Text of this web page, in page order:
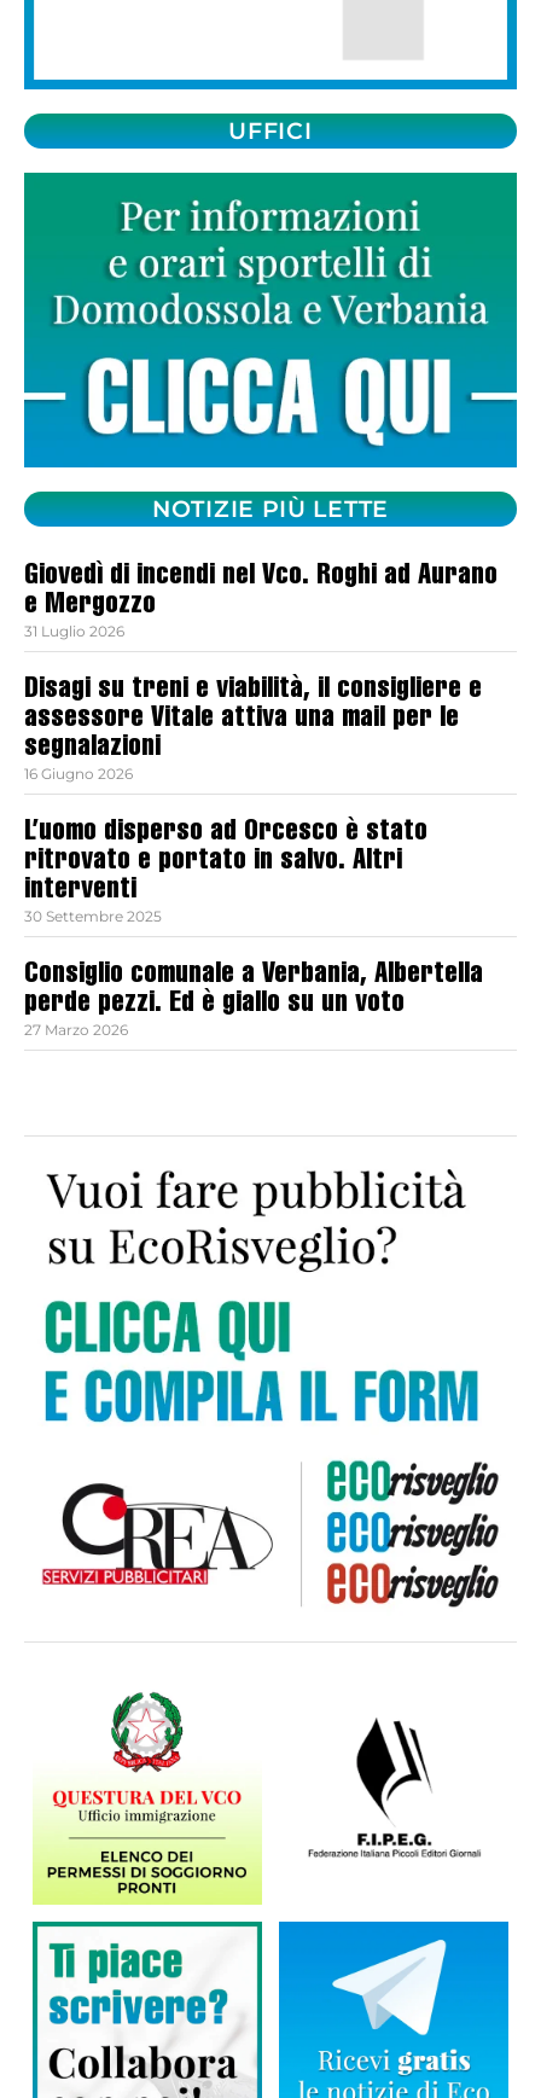
UFFICI
NOTIZIE PIÙ LETTE
Giovedì di incendi nel Vco. Roghi ad Aurano
e Mergozzo
31 Luglio 2026
Disagi su treni e viabilità, il consigliere e
assessore Vitale attiva una mail per le
segnalazioni
16 Giugno 2026
L’uomo disperso ad Orcesco è stato
ritrovato e portato in salvo. Altri
interventi
30 Settembre 2025
Consiglio comunale a Verbania, Albertella
perde pezzi. Ed è giallo su un voto
27 Marzo 2026